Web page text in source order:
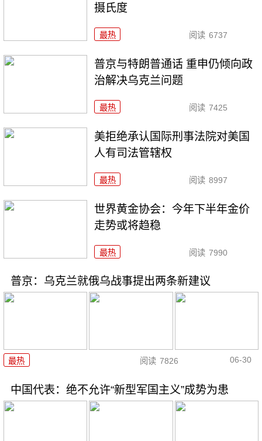
摄氏度
最热 阅读 6737
普京与特朗普通话 重申仍倾向政
治解决乌克兰问题
最热 阅读 7425
美拒绝承认国际刑事法院对美国
人有司法管辖权
最热 阅读 8997
世界黄金协会：今年下半年金价
走势或将趋稳
最热 阅读 7990
普京：乌克兰就俄乌战事提出两条新建议
最热 阅读 7826 06-30
中国代表：绝不允许“新型军国主义”成势为患